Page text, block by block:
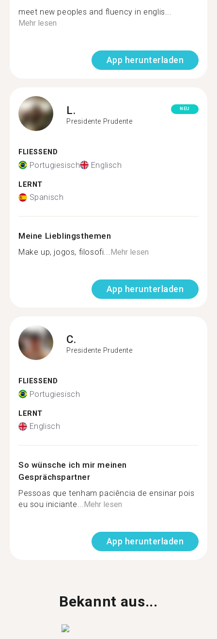
meet new peoples and fluency in englis...
Mehr lesen
App herunterladen
L.
Presidente Prudente
NEU
FLIESSEND
Portugiesisch Englisch
LERNT
Spanisch
Meine Lieblingsthemen
Make up, jogos, filosofi...Mehr lesen
App herunterladen
C.
Presidente Prudente
FLIESSEND
Portugiesisch
LERNT
Englisch
So wünsche ich mir meinen
Gesprächspartner
Pessoas que tenham paciência de ensinar pois
eu sou iniciante...Mehr lesen
App herunterladen
Bekannt aus...